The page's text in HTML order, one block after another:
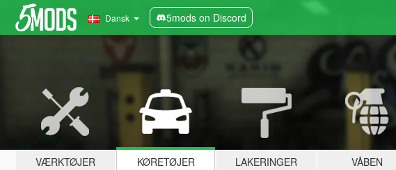
Dansk 5mods on Discord
VÆRKTØJER KØRETØJER LAKERINGER VÅBEN